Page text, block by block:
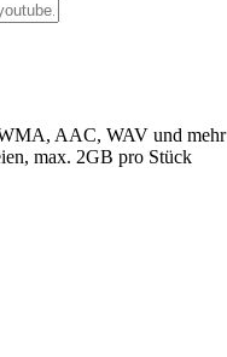
AAC, WAV und mehr
max. 2GB pro Stück